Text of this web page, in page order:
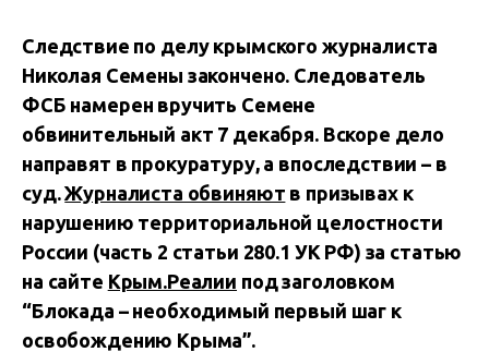
Следствие по делу крымского журналиста
Николая Семены закончено. Следователь
ФСБ намерен вручить Семене
обвинительный акт 7 декабря. Вскоре дело
направят в прокуратуру, а впоследствии – в
суд.Журналиста обвиняют в призывах к
нарушению территориальной целостности
России (часть 2 статьи 280.1 УК РФ) за статью
на сайте Крым.Реалии под заголовком
“Блокада – необходимый первый шаг к
освобождению Крыма”.